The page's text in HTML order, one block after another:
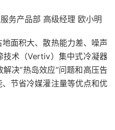
务产品部 高级经理 欧小明
面积大、散热能力差、噪声
技术（Vertiv）集中式冷凝器
决”热岛效应”问题和高压告
节省冷媒灌注量等优点和优